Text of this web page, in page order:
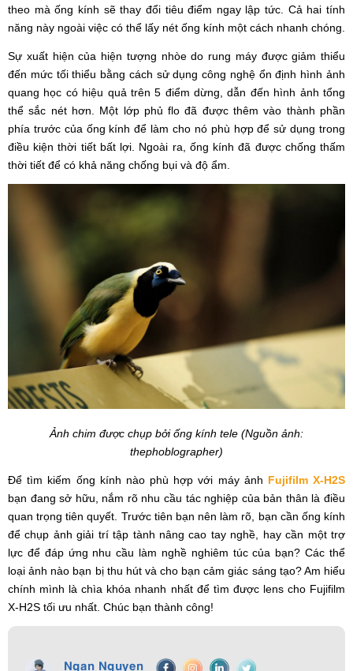
theo mà ống kính sẽ thay đổi tiêu điểm ngay lập tức. Cả hai tính
năng này ngoài việc có thể lấy nét ống kính một cách nhanh chóng.
Sự xuất hiện của hiện tượng nhòe do rung máy được giảm thiểu
đến mức tối thiểu bằng cách sử dụng công nghệ ổn định hình ảnh
quang học có hiệu quả trên 5 điểm dừng, dẫn đến hình ảnh tổng
thể sắc nét hơn. Một lớp phủ flo đã được thêm vào thành phần
phía trước của ống kính để làm cho nó phù hợp để sử dụng trong
điều kiện thời tiết bất lợi. Ngoài ra, ống kính đã được chống thấm
thời tiết để có khả năng chống bụi và độ ẩm.
Ảnh chim được chụp bởi ống kính tele (Nguồn ảnh:
thephoblographer)
Để tìm kiếm ống kính nào phù hợp với máy ảnh Fujifilm X-H2S
bạn đang sở hữu, nắm rõ nhu cầu tác nghiệp của bản thân là điều
quan trọng tiên quyết. Trước tiên bạn nên làm rõ, bạn cần ống kính
để chụp ảnh giải trí tập tành nâng cao tay nghề, hay cần một trợ
lực để đáp ứng nhu cầu làm nghề nghiêm túc của bạn? Các thể
loại ảnh nào bạn bị thu hút và cho bạn cảm giác sáng tạo? Am hiểu
chính mình là chìa khóa nhanh nhất để tìm được lens cho Fujifilm
X-H2S tối ưu nhất. Chúc bạn thành công!
Ngan Nguyen